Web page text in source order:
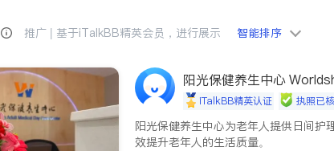
推广 | 基于iTalkBB精英会员，进行展示 智能排序
阳光保健养生中心
iTalkBB精英认证 执照已
阳光保健养生中心为老年人提供日间护
效提升老年人的生活质量。